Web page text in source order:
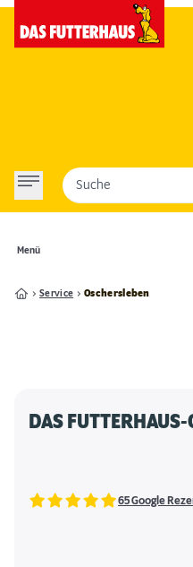
Menü
Suche
Service Oschersleben
DAS
65 Google